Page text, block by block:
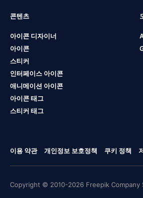
콘텐츠
아이콘 디자이너
아이콘
스티커
인터페이스 아이콘
애니메이션 아이콘
아이콘 태그
스티커 태그
이용 약관 개인정보 보호정책 쿠키 정책
Copyright © 2010-2026 Freepik Company